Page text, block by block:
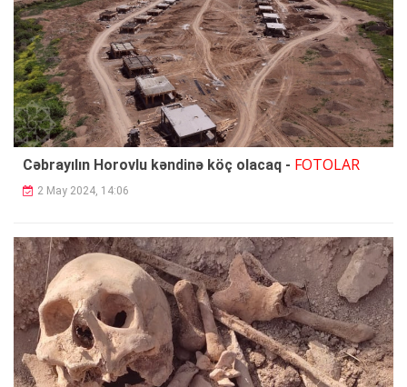
Cəbrayılın Horovlu kəndinə köç olacaq - FOTOLAR
2 May 2024, 14:06